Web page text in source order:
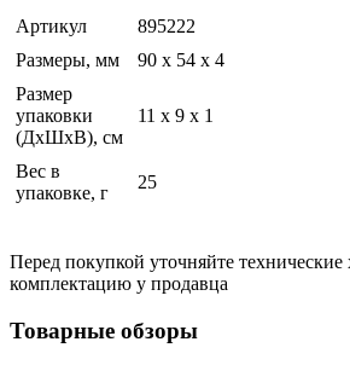
Артикул
895222
Размеры, мм
90 х 54 х 4
Размер
упаковки
(ДхШхВ), см
11 x 9 x 1
Вес в
упаковке, г
25
Перед покупкой уточняйте технические
комплектацию у продавца
Товарные обзоры